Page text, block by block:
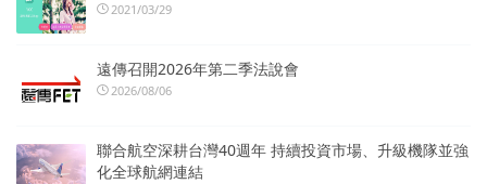
2021/03/29
遠傳召開2026年第二季法說會
2026/08/06
聯合航空深耕台灣40週年 持續投資市場、升級機隊並強
化全球航網連結